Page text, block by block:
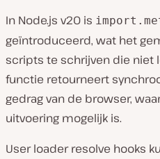
In Node.js v20 is
geïntroduceerd, wat het
scripts te schrijven die niet
functie retourneert
gedrag van de browser,
uitvoering mogelijk is.
User loader resolve hooks